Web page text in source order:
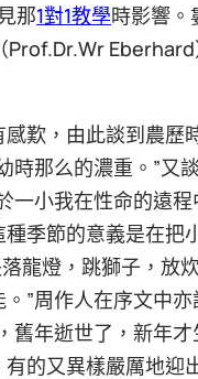
那1對1教學時影響。
歎，由此談到農歷
時那么的濃重。”又
小我在性命的遠程
季節的意義是在把
龍燈，跳獅子，放
”周作人在序文中
舊年逝世了，新年
的又異樣嚴厲地迎